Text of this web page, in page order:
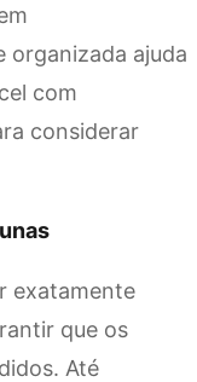
organizada ajuda
com
considerar
exatamente
que os
Até